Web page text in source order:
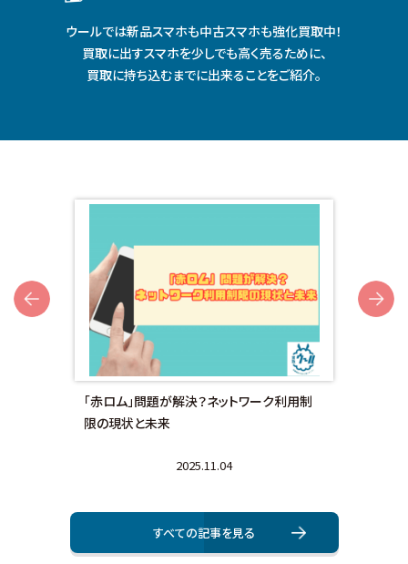
ウールでは新品スマホも中古スマホも強化買取中！
買取に出すスマホを少しでも⾼く売るために、
買取に持ち込むまでに出来ることをご紹介。
「赤ロム」問題が解決？ネットワーク利用制
限の現状と未来
2025.11.04
Next
すべての記事を⾒る